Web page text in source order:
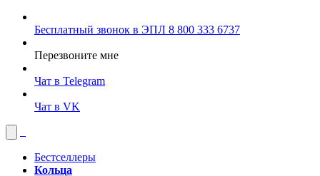
Бесплатный звонок в ЭПЛ 8 800 333 6737
Перезвоните мне
Чат в Telegram
Чат в VK
Бестселлеры
Кольца